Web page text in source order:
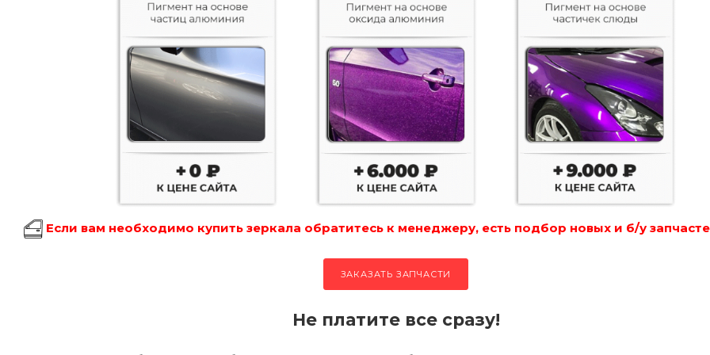
Если вам необходимо купить зеркала обратитесь к менеджеру, есть подбор новых и б/у
ЗАКАЗАТЬ ЗАПЧАСТИ
Не платите все сразу!